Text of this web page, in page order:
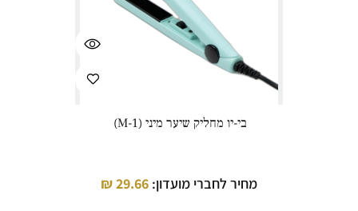
בי-יו מחליק שיער מיני (M-1)
מחיר לחברי מועדון: 29.66
₪